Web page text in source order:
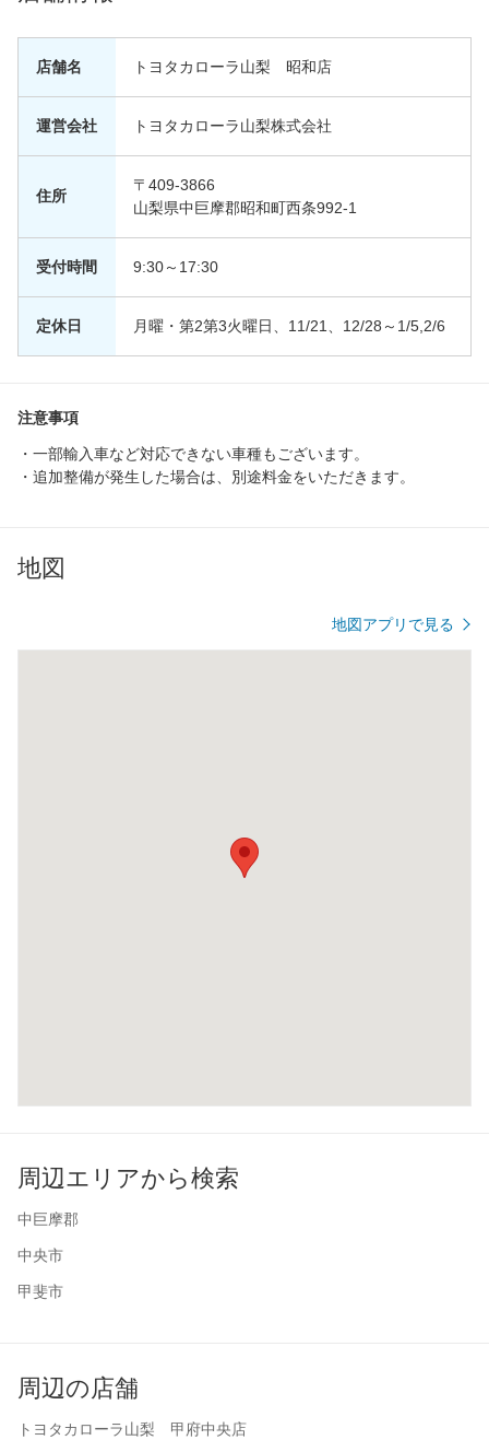
店舗名 トヨタカローラ山梨 昭和店
運営会社 トヨタカローラ山梨株式会社
住所
〒409-3866
山梨県中巨摩郡昭和町西条992-1
受付時間 9:30～17:30
定休日 月曜・第2第3火曜日、11/21、12/28～1/5,2/6
注意事項
・一部輸入車など対応できない車種もございます。
・追加整備が発生した場合は、別途料金をいただきます。
地図
地図アプリで見る
周辺エリアから検索
中巨摩郡
中央市
甲斐市
周辺の店舗
トヨタカローラ山梨 甲府中央店